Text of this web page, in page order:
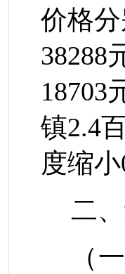
价格分
38288
18703
镇2.4
度缩小
二
（